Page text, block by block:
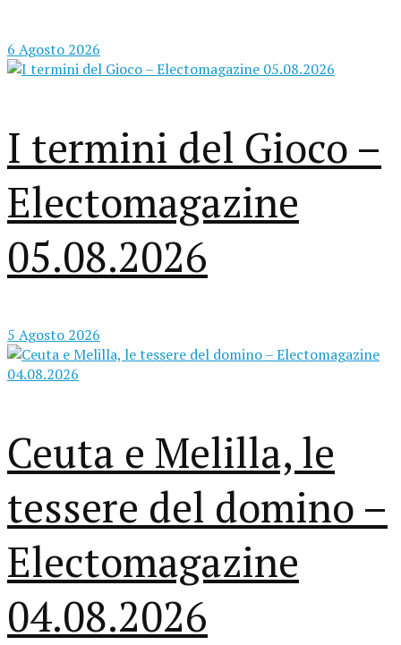
6 Agosto 2026
I termini del Gioco –
Electomagazine
05.08.2026
5 Agosto 2026
Ceuta e Melilla, le
tessere del domino –
Electomagazine
04.08.2026